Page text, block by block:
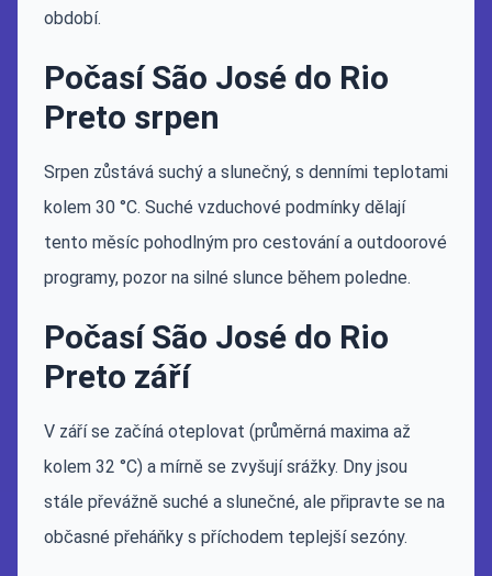
období.
Počasí São José do Rio
Preto srpen
Srpen zůstává suchý a slunečný, s denními teplotami
kolem 30 °C. Suché vzduchové podmínky dělají
tento měsíc pohodlným pro cestování a outdoorové
programy, pozor na silné slunce během poledne.
Počasí São José do Rio
Preto září
V září se začíná oteplovat (průměrná maxima až
kolem 32 °C) a mírně se zvyšují srážky. Dny jsou
stále převážně suché a slunečné, ale připravte se na
občasné přeháňky s příchodem teplejší sezóny.